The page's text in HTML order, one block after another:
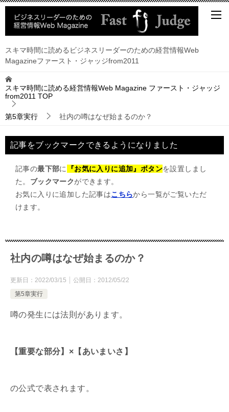
スキマ時間に読めるビジネスリーダーのための経営情報Web
Magazineファースト・ジャッジfrom2011
スキマ時間に読める経営情報Web Magazine ファースト・ジャッジ
from2011 TOP
第5章実行 社内の噂はなぜ始まるのか？
記事をブックマークできるようになりました
記事の最下部に 『お気に入りに追加』ボタンを設置しまし
た。 ブックマークができます。
お気に入りに追加した記事はこちらから一覧がご覧いただ
けます。
社内の噂はなぜ始まるのか？
更新日： 2022/03/15 公開日： 2012/05/22
第5章実行
噂の発生には法則があります。
【重要な部分】×【あいまいさ】
の公式で表されます。